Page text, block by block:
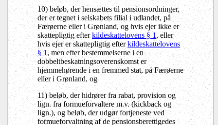
10) beløb, der hensættes til pensionsordninger,
der er tegnet i selskabets filial i udlandet, på
Færøerne eller i Grønland, og hvis ejer ikke er
skattepligtig efterkildeskattelovens § 1 , eller
hvis ejer er skattepligtig efterkildeskattelovens
§ 1, men efter bestemmelserne i en
dobbeltbeskatningsoverenskomst er
hjemmehørende i en fremmed stat, på Færøerne
eller i Grønland, og
11) beløb, der hidrører fra rabat, provision og
lign. fra formueforvaltere m.v. (kickback og
lign.), og beløb, der udgør fortjeneste ved
formueforvaltning af de pensionsberettigedes